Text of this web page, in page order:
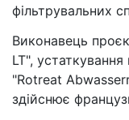
фільтрувальних
Виконавець
LT",
"Rotreat
здійснює